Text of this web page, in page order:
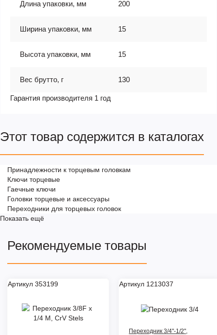
Длина упаковки, мм 200
Ширина упаковки, мм 15
Высота упаковки, мм 15
Вес брутто, г 130
Гарантия производителя 1 год
Этот товар содержится в каталогах
Принадлежности к торцевым головкам
Ключи торцевые
Гаечные ключи
Головки торцевые и аксессуары
Переходники для торцевых головок
Показать ещё
Рекомендуемые товары
Артикул 353199 Артикул 1213037
Переходник 3/4"-1/2",